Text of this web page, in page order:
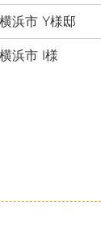
横浜市 Y様邸
横浜市 I様